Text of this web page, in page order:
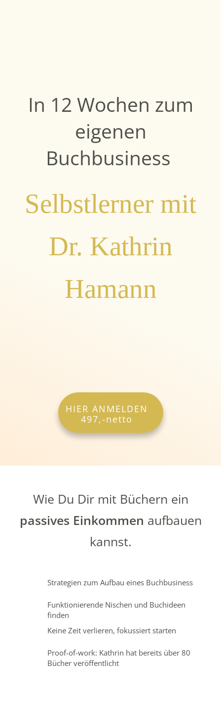
In 12 Wochen zum
eigenen
Buchbusiness
Selbstlerner mit
Dr. Kathrin
Hamann
HIER ANMELDEN
497,-netto
Wie Du Dir mit Büchern ein
passives Einkommen aufbauen
kannst.
Strategien zum Aufbau eines Buchbusiness
Funktionierende Nischen und Buchideen
finden
Keine Zeit verlieren, fokussiert starten
Proof-of-work: Kathrin hat bereits über 80
Bücher veröffentlicht